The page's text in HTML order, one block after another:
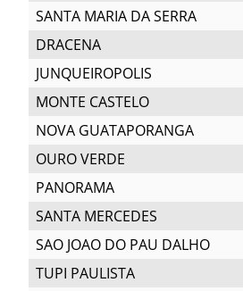
SANTA MARIA DA SERRA
DRACENA
JUNQUEIROPOLIS
MONTE CASTELO
NOVA GUATAPORANGA
OURO VERDE
PANORAMA
SANTA MERCEDES
SAO JOAO DO PAU DALHO
TUPI PAULISTA